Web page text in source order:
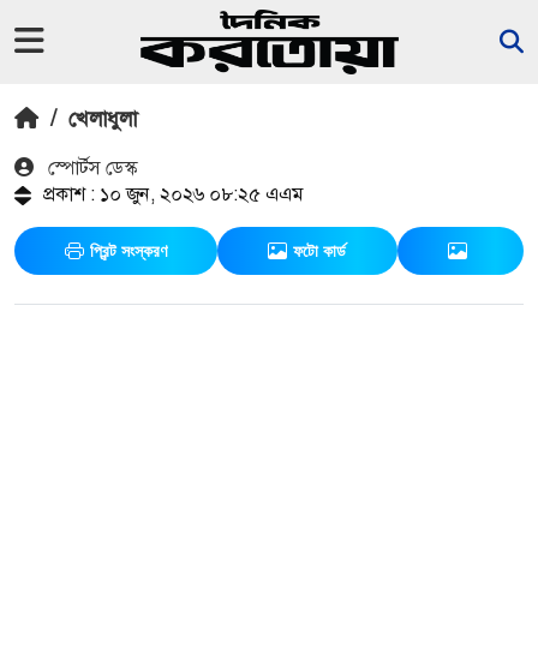
/ খেলাধুলা
স্পোর্টস ডেস্ক
প্রকাশ : ১০ জুন, ২০২৬ ০৮:২৫ এএম
প্রিন্ট সংস্করণ ফটো কার্ড